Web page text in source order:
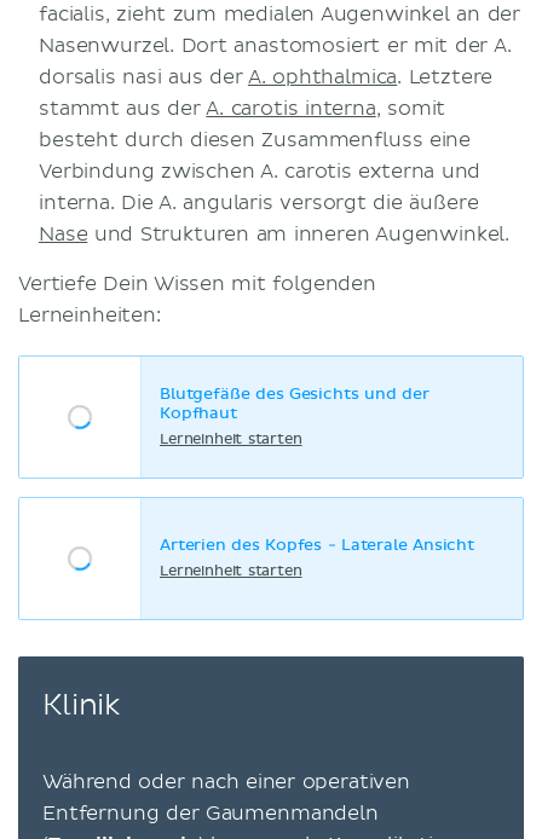
facialis, zieht zum medialen Augenwinkel an der
Nasenwurzel. Dort anastomosiert er mit der A.
dorsalis nasi aus der A. ophthalmica. Letztere
stammt aus derA. carotis interna, somit
besteht durch diesen Zusammenfluss eine
Verbindung zwischen A. carotis externa und
interna. Die A. angularis versorgt die äußere
Nase und Strukturen am inneren Augenwinkel.
Vertiefe Dein Wissen mit folgenden
Lerneinheiten:
Blutgefäße des Gesichts und der
Kopfhaut
Lerneinheit starten
Arterien des Kopfes - Laterale Ansicht
Lerneinheit starten
Klinik
Während oder nach einer operativen
Entfernung der Gaumenmandeln